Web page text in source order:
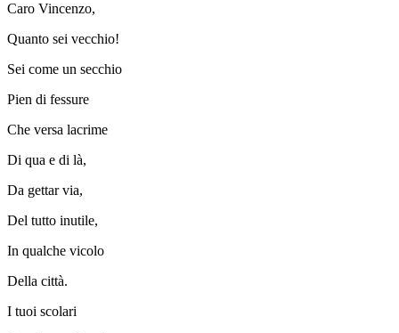
Caro Vincenzo,
Quanto sei vecchio!
Sei come un secchio
Pien di fessure
Che versa lacrime
Di qua e di là,
Da gettar via,
Del tutto inutile,
In qualche vicolo
Della città.
I tuoi scolari